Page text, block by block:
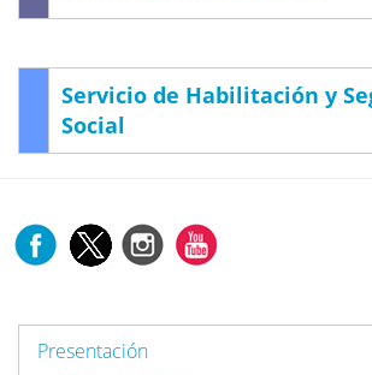
Servicio de Habilitación y
Social
Presentación